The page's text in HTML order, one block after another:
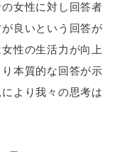
女性に対し回答者
良いという回答が
性の生活力が向上
本質的な回答が示
より我々の思考は